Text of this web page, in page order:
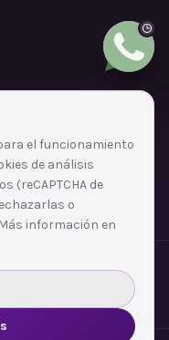
Llobregat·Terrassa·Badalona
el funcionamiento
de análisis
(reCAPTCHA de
o
información en